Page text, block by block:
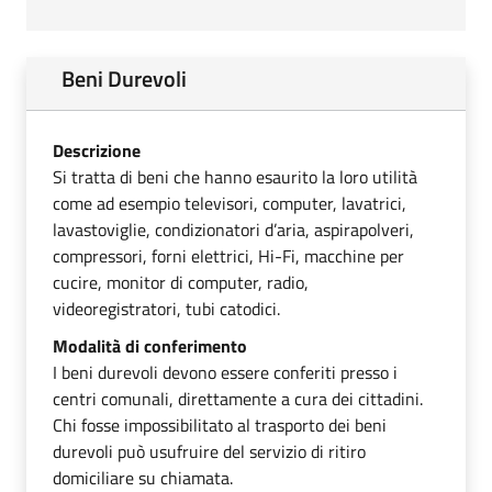
Beni Durevoli
Descrizione
Si tratta di beni che hanno esaurito la loro utilità
come ad esempio televisori, computer, lavatrici,
lavastoviglie, condizionatori d’aria, aspirapolveri,
compressori, forni elettrici, Hi-Fi, macchine per
cucire, monitor di computer, radio,
videoregistratori, tubi catodici.
Modalità di conferimento
I beni durevoli devono essere conferiti presso i
centri comunali, direttamente a cura dei cittadini.
Chi fosse impossibilitato al trasporto dei beni
durevoli può usufruire del servizio di ritiro
domiciliare su chiamata.